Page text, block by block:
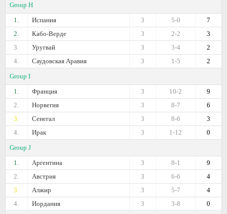
Group H
1.
Испания 7
5-0
3
2.
Кабо-Верде 3
2-2
3
3.
Уругвай 2
3-4
3
4.
Саудовская Аравия 2
1-5
3
Group I
1.
Франция 9
10-2
3
2.
Норвегия 6
8-7
3
3.
Сенегал 3
8-6
3
4.
Ирак 0
1-12
3
Group J
1.
Аргентина 9
8-1
3
2.
Австрия 4
6-6
3
3.
Алжир 4
5-7
3
4.
Иордания 0
3-8
3